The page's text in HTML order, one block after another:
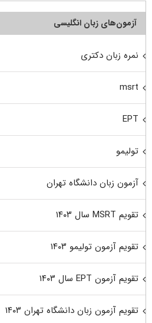
آزمون‌های زبان انگلیسی
نمره زبان دکتری
msrt
EPT
تولیمو
آزمون زبان دانشگاه تهران
تقویم MSRT سال ۱۴۰۳
تقویم آزمون تولیمو ۱۴۰۳
تقویم آزمون EPT سال ۱۴۰۳
تقویم آزمون زبان دانشگاه تهران ۱۴۰۳